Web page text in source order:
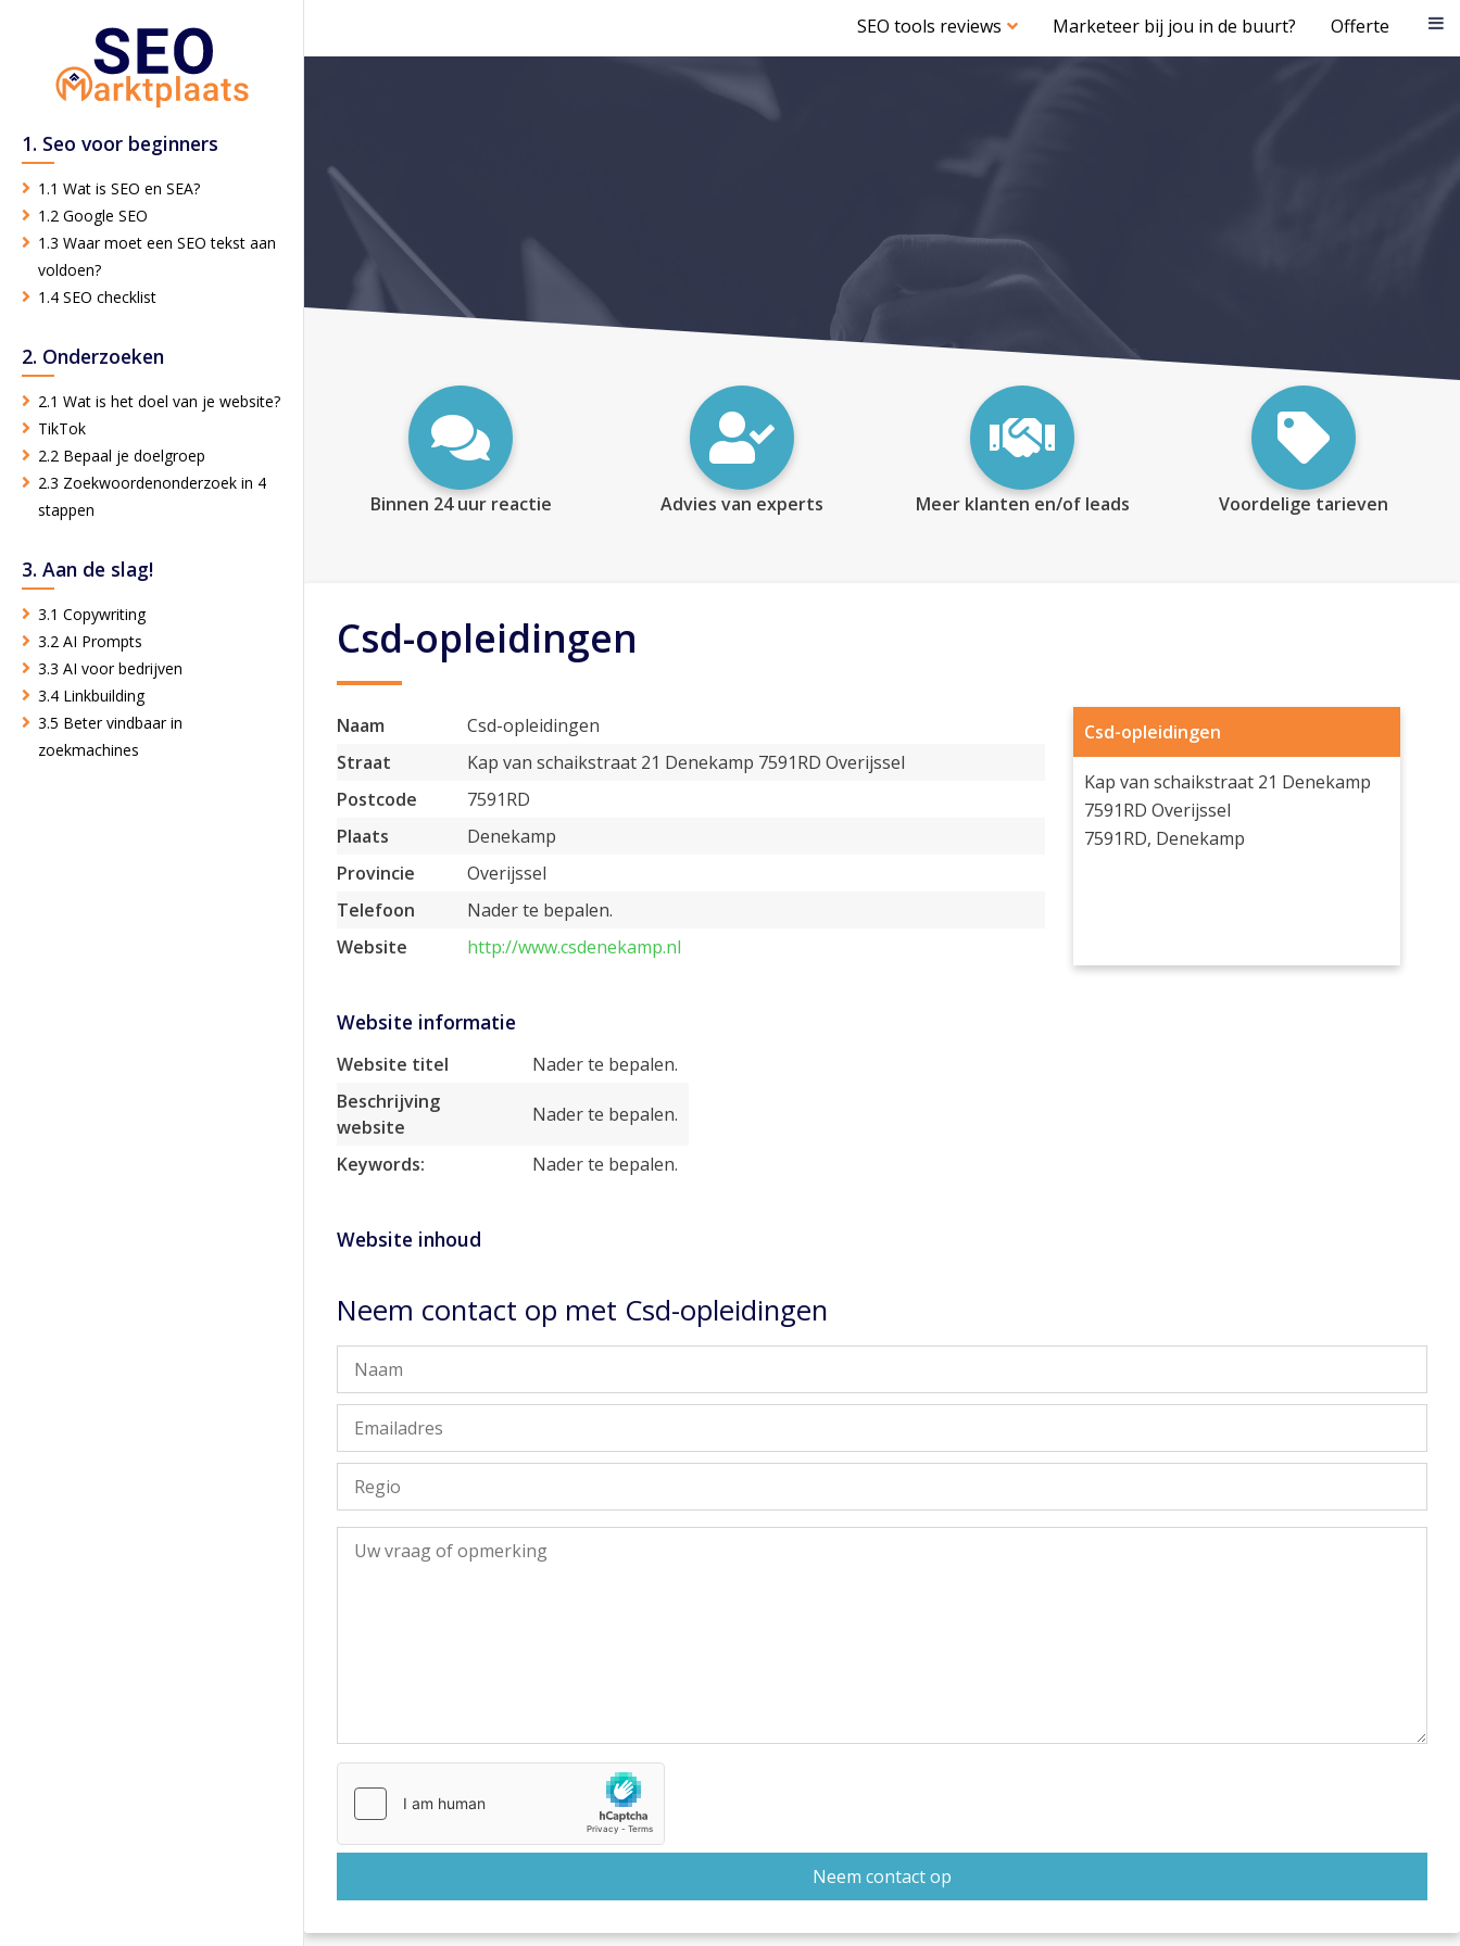
SEO tools reviews Marketeer bij jou in de buurt? Offerte
1. Seo voor beginners
1.1 Wat is SEO en SEA?
1.2 Google SEO
1.3 Waar moet een SEO tekst aan
voldoen?
1.4 SEO checklist
2. Onderzoeken
2.1 Wat is het doel van je website?
TikTok
2.2 Bepaal je doelgroep
2.3 Zoekwoordenonderzoek in 4
stappen
3. Aan de slag!
3.1 Copywriting
3.2 AI Prompts
3.3 AI voor bedrijven
3.4 Linkbuilding
3.5 Beter vindbaar in
zoekmachines
Binnen 24 uur reactie Advies van experts Meer klanten en/of leads Voordelige tarieven
Csd-opleidingen
Naam
Csd-opleidingen
Straat
Kap van schaikstraat 21 Denekamp 7591RD Overijssel
Postcode
7591RD
Plaats
Denekamp
Provincie
Overijssel
Telefoon
Nader te bepalen.
Website
http://www.csdenekamp.nl
Csd-opleidingen
Kap van schaikstraat 21 Denekamp
7591RD Overijssel
7591RD, Denekamp
Website informatie
Website titel
Nader te bepalen.
Beschrijving
website
Nader te bepalen.
Keywords: Nader te bepalen.
Website inhoud
Neem contact op met Csd-opleidingen